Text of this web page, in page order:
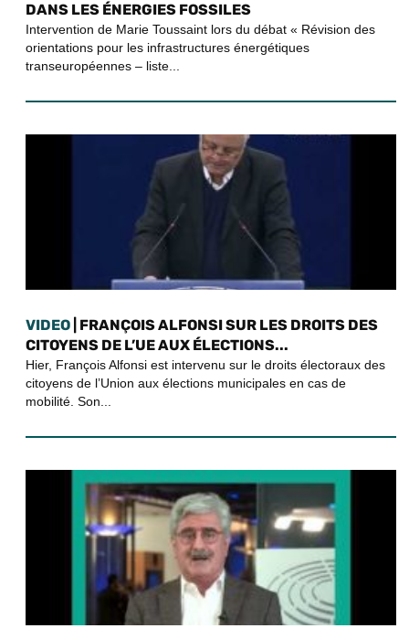
DANS LES ÉNERGIES FOSSILES
Intervention de Marie Toussaint lors du débat « Révision des
orientations pour les infrastructures énergétiques
transeuropéennes – liste...
VIDEO | FRANÇOIS ALFONSI SUR LES DROITS DES
CITOYENS DE L’UE AUX ÉLECTIONS...
Hier, François Alfonsi est intervenu sur le droits électoraux des
citoyens de l’Union aux élections municipales en cas de
mobilité. Son...